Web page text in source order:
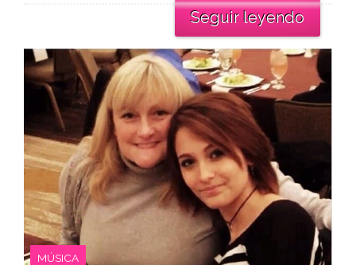
Seguir leyendo
MÚSICA